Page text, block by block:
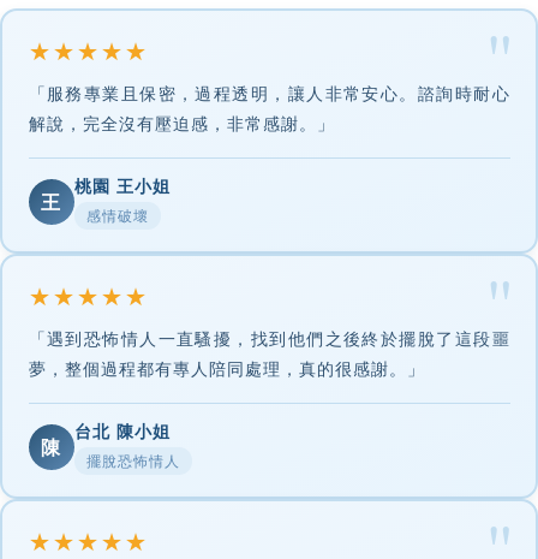
★★★★★
「服務專業且保密，過程透明，讓人非常安心。諮詢時耐心
解說，完全沒有壓迫感，非常感謝。」
王
桃園 王小姐
感情破壞
★★★★★
「遇到恐怖情人一直騷擾，找到他們之後終於擺脫了這段噩
夢，整個過程都有專人陪同處理，真的很感謝。」
陳
台北 陳小姐
擺脫恐怖情人
★★★★★